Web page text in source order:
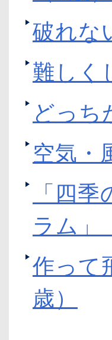
破れな
難しく
どっち
空気・
「四
ラム」
作って
歳）